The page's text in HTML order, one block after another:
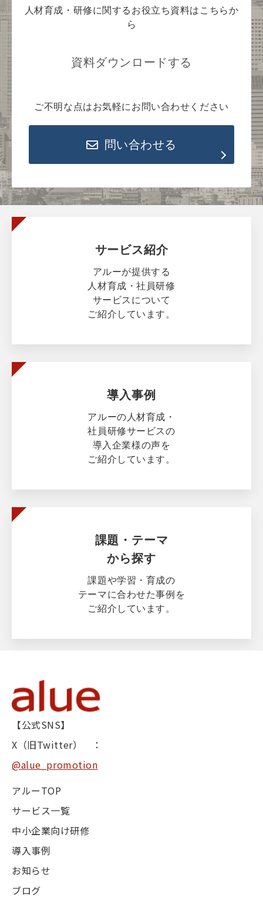
人材育成・研修に関するお役立ち資料はこちらか
ら
資料ダウンロードする
ご不明な点はお気軽にお問い合わせください
問い合わせる
サービス紹介
アルーが提供する
人材育成・社員研修
サービスについて
ご紹介しています。
導入事例
アルーの人材育成・
社員研修サービスの
導入企業様の声を
ご紹介しています。
課題・テーマ
から探す
課題や学習・育成の
テーマに合わせた事例を
ご紹介しています。
【公式SNS】
X（旧Twitter） ：
@alue_promotion
アルーTOP
サービス一覧
中小企業向け研修
導入事例
お知らせ
ブログ